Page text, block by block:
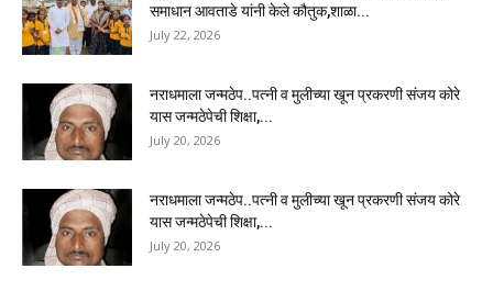
समाधान आवताडे यांनी केले कौतुक,शाळा...
July 22, 2026
नराधमाला जन्मठेप..पत्नी व मुलीच्या खून प्रकरणी संजय कोरे
यास जन्मठेपेची शिक्षा,...
July 20, 2026
नराधमाला जन्मठेप..पत्नी व मुलीच्या खून प्रकरणी संजय कोरे
यास जन्मठेपेची शिक्षा,...
July 20, 2026